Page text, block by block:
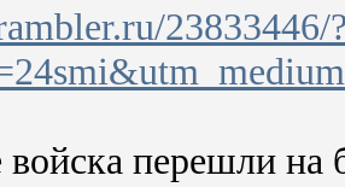
23833446/
войска перешли